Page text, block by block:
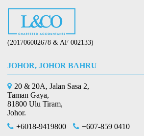
(201706002678 & AF 002133)
JOHOR, JOHOR BAHRU
20 & 20A, Jalan Sasa 2,
Taman Gaya,
81800 Ulu Tiram,
Johor.
+6018-9419800
+607-859 0410